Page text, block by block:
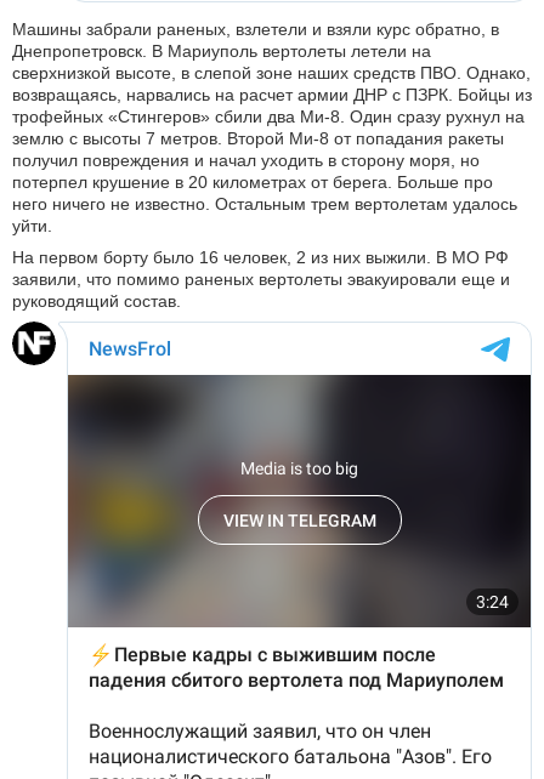
Машины забрали раненых, взлетели и взяли курс обратно, в
Днепропетровск. В Мариуполь вертолеты летели на
сверхнизкой высоте, в слепой зоне наших средств ПВО. Однако,
возвращаясь, нарвались на расчет армии ДНР с ПЗРК. Бойцы из
трофейных «Стингеров» сбили два Ми-8. Один сразу рухнул на
землю с высоты 7 метров. Второй Ми-8 от попадания ракеты
получил повреждения и начал уходить в сторону моря, но
потерпел крушение в 20 километрах от берега. Больше про
него ничего не известно. Остальным трем вертолетам удалось
уйти.
На первом борту было 16 человек, 2 из них выжили. В МО РФ
заявили, что помимо раненых вертолеты эвакуировали еще и
руководящий состав.